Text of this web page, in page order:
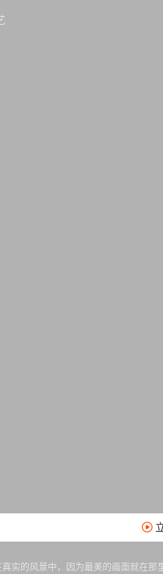
的风景中，因为最美的画面就在